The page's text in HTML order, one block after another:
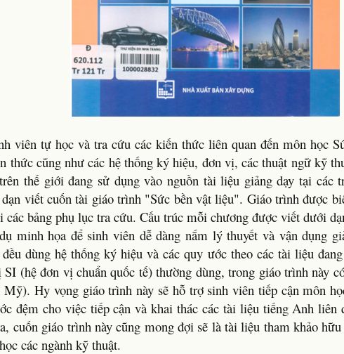
viên tự học và tra cứu các kiến thức liên quan đến môn học
thức cũng như các hệ thống ký hiệu, đơn vị, các thuật ngữ kỹ
thế giới đang sử dụng vào nguồn tài liệu giảng dạy tại các
viết cuốn tài giáo trình "Sức bền vật liệu". Giáo trình được
các bảng phụ lục tra cứu. Cấu trúc mỗi chương được viết dưới
minh họa để sinh viên dễ dàng nắm lý thuyết và vận dụng
dùng hệ thống ký hiệu và các quy ước theo các tài liệu
(hệ đơn vị chuẩn quốc tế) thường dùng, trong giáo trình này
Hy vọng giáo trình này sẽ hỗ trợ sinh viên tiếp cận môn
đệm cho việc tiếp cận và khai thác các tài liệu tiếng Anh liên
cuốn giáo trình này cũng mong đợi sẽ là tài liệu tham khảo
các ngành kỹ thuật.